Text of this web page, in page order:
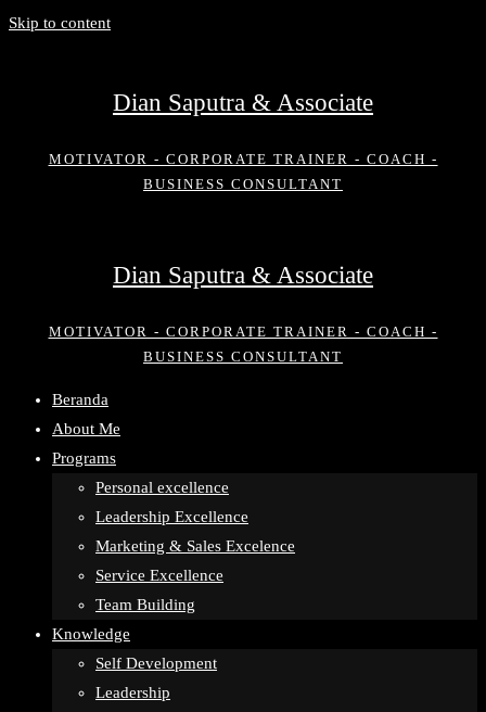
Skip to content
Dian Saputra & Associate
MOTIVATOR - CORPORATE TRAINER - COACH -
BUSINESS CONSULTANT
Dian Saputra & Associate
MOTIVATOR - CORPORATE TRAINER - COACH -
BUSINESS CONSULTANT
Beranda
About Me
Programs
Personal excellence
Leadership Excellence
Marketing & Sales Excelence
Service Excellence
Team Building
Knowledge
Self Development
Leadership